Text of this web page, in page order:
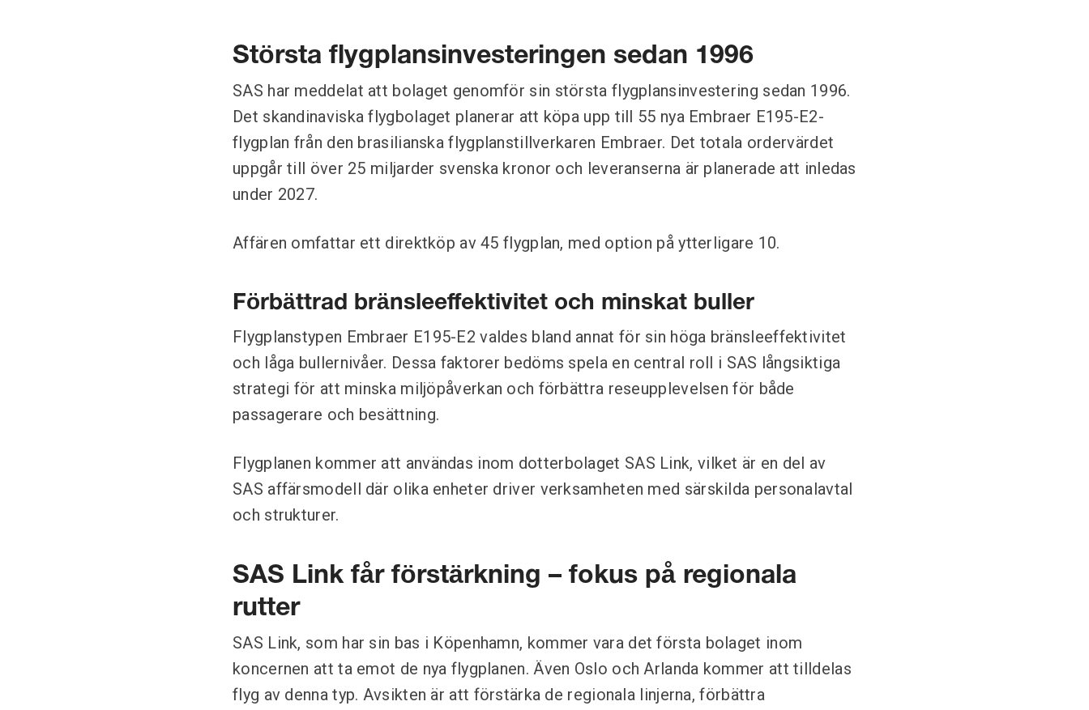
Största flygplansinvesteringen sedan 1996
SAS har meddelat att bolaget genomför sin största flygplansinvestering sedan 1996.
Det skandinaviska flygbolaget planerar att köpa upp till 55 nya Embraer E195-E2-
flygplan från den brasilianska flygplanstillverkaren Embraer. Det totala ordervärdet
uppgår till över 25 miljarder svenska kronor och leveranserna är planerade att inledas
under 2027.
Affären omfattar ett direktköp av 45 flygplan, med option på ytterligare 10.
Förbättrad bränsleeffektivitet och minskat buller
Flygplanstypen Embraer E195-E2 valdes bland annat för sin höga bränsleeffektivitet
och låga bullernivåer. Dessa faktorer bedöms spela en central roll i SAS långsiktiga
strategi för att minska miljöpåverkan och förbättra reseupplevelsen för både
passagerare och besättning.
Flygplanen kommer att användas inom dotterbolaget SAS Link, vilket är en del av
SAS affärsmodell där olika enheter driver verksamheten med särskilda personalavtal
och strukturer.
SAS Link får förstärkning – fokus på regionala
rutter
SAS Link, som har sin bas i Köpenhamn, kommer vara det första bolaget inom
koncernen att ta emot de nya flygplanen. Även Oslo och Arlanda kommer att tilldelas
flyg av denna typ. Avsikten är att förstärka de regionala linjerna, förbättra